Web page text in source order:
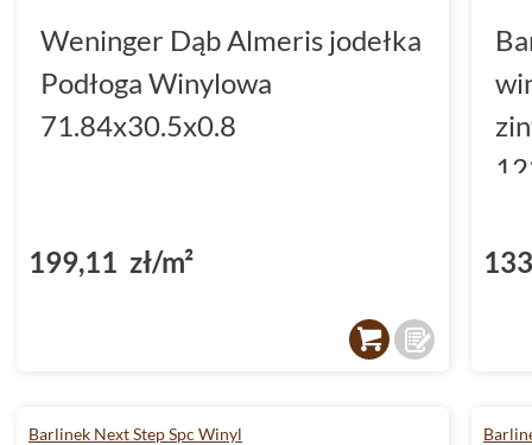
Weninger Dąb Almeris jodełka
Podłoga Winylowa
71.84x30.5x0.8
199,11 zł/m²
Barlinek Next Step Spc Winyl